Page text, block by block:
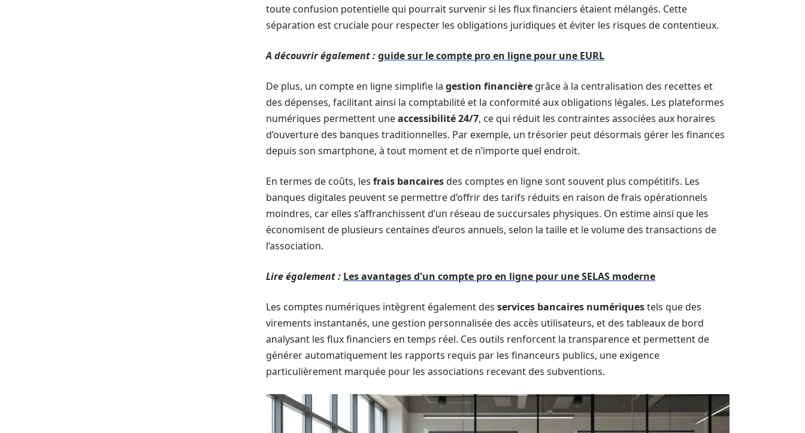
toute confusion potentielle qui pourrait survenir si les flux financiers étaient mélangés. Cette
séparation est cruciale pour respecter les obligations juridiques et éviter les risques de contentieux.
A découvrir également :guide sur le compte pro en ligne pour une EURL
De plus, un compte en ligne simplifie la gestion financière grâce à la centralisation des recettes et
des dépenses, facilitant ainsi la comptabilité et la conformité aux obligations légales. Les plateformes
numériques permettent uneaccessibilité 24/7, ce qui réduit les contraintes associées aux horaires
d’ouverture des banques traditionnelles. Par exemple, un trésorier peut désormais gérer les finances
depuis son smartphone, à tout moment et de n’importe quel endroit.
En termes de coûts, les frais bancairesdes comptes en ligne sont souvent plus compétitifs. Les
banques digitales peuvent se permettre d’offrir des tarifs réduits en raison de frais opérationnels
moindres, car elles s’affranchissent d’un réseau de succursales physiques. On estime ainsi que les
économisent de plusieurs centaines d’euros annuels, selon la taille et le volume des transactions de
l’association.
Lire également : Les avantages d'un compte pro en ligne pour une SELAS moderne
Les comptes numériques intègrent également des services bancaires numériquestels que des
virements instantanés, une gestion personnalisée des accès utilisateurs, et des tableaux de bord
analysant les flux financiers en temps réel. Ces outils renforcent la transparence et permettent de
générer automatiquement les rapports requis par les financeurs publics, une exigence
particulièrement marquée pour les associations recevant des subventions.